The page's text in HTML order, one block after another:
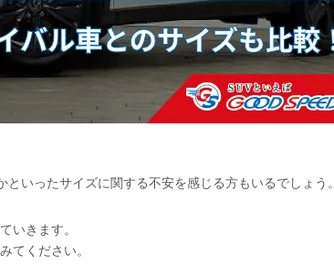
いったサイズに関する不安を感じる方もいるでしょう。
いきます。
てください。